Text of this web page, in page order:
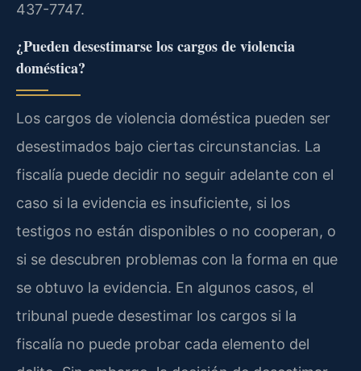
437-7747.
¿Pueden desestimarse los cargos de violencia
doméstica?
Los cargos de violencia doméstica pueden ser
desestimados bajo ciertas circunstancias. La
fiscalía puede decidir no seguir adelante con el
caso si la evidencia es insuficiente, si los
testigos no están disponibles o no cooperan, o
si se descubren problemas con la forma en que
se obtuvo la evidencia. En algunos casos, el
tribunal puede desestimar los cargos si la
fiscalía no puede probar cada elemento del